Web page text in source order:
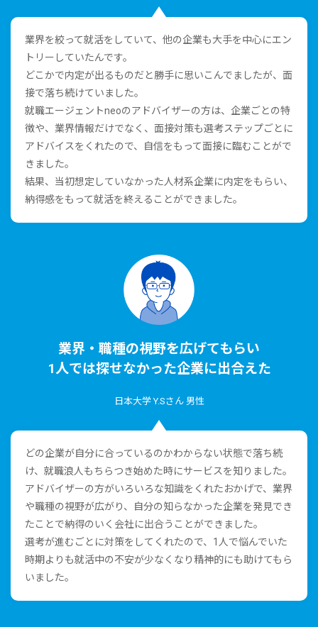
業界を絞って就活をしていて、他の企業も⼤⼿を中⼼にエン
トリーしていたんです。
どこかで内定が出るものだと勝⼿に思いこんでましたが、⾯
接で落ち続けていました。
就職エージェントneoのアドバイザーの⽅は、企業ごとの特
徴や、業界情報だけでなく、⾯接対策も選考ステップごとに
アドバイスをくれたので、⾃信をもって⾯接に臨むことがで
きました。
結果、当初想定していなかった⼈材系企業に内定をもらい、
納得感をもって就活を終えることができました。
業界・職種の視野を広げてもらい
1⼈では探せなかった企業に出合えた
⽇本⼤学 Y.Sさん 男性
どの企業が⾃分に合っているのかわからない状態で落ち続
け、就職浪⼈もちらつき始めた時にサービスを知りました。
アドバイザーの⽅がいろいろな知識をくれたおかげで、業界
や職種の視野が広がり、⾃分の知らなかった企業を発⾒でき
たことで納得のいく会社に出合うことができました。
選考が進むごとに対策をしてくれたので、1⼈で悩んでいた
時期よりも就活中の不安が少なくなり精神的にも助けてもら
いました。